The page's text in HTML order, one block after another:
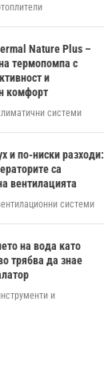
Nature Plus –
термопомпа с
и
комфорт
системи
и по-ниски разходи:
са
вентилацията
системи
на вода като
трябва да знае
и